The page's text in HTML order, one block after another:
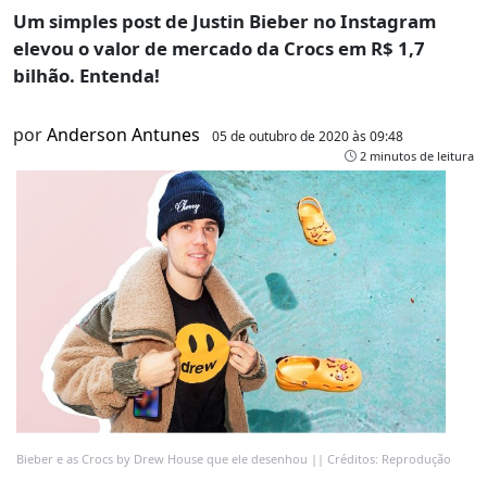
Um simples post de Justin Bieber no Instagram
elevou o valor de mercado da Crocs em R$ 1,7
bilhão. Entenda!
porAnderson Antunes 05 de outubro de 2020 às 09:48
2 minutos de leitura
Bieber e as Crocs by Drew House que ele desenhou || Créditos: Reprodução